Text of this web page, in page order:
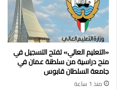
«التعليم العالي» تفتح التسجيل في
منح دراسية من سلطنة عمان في
جامعة السلطان قابوس
منذ 1 ساعة